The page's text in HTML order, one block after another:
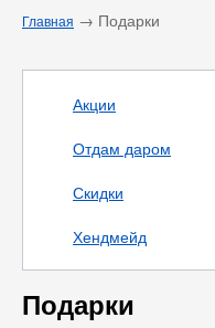
Главная → Подарки
Акции
Отдам даром
Скидки
Хендмейд
Подарки